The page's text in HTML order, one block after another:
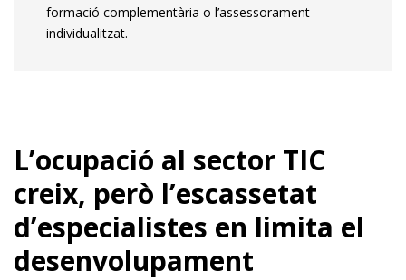
formació complementària o l’assessorament
individualitzat.
L’ocupació al sector TIC
creix, però l’escassetat
d’especialistes en limita el
desenvolupament